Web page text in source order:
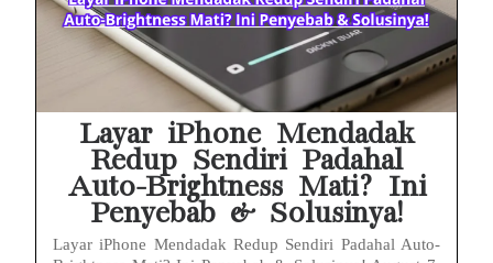
Layar iPhone Mendadak
Redup Sendiri Padahal
Auto-Brightness Mati? Ini
Penyebab & Solusinya!
Layar iPhone Mendadak Redup Sendiri Padahal Auto-